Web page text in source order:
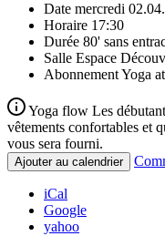
Date mercredi
Horaire 17:30
Durée 80' sans
Salle Espace
AbonnementYoga
Yoga flow Les
vêtements confortables et
vous sera fourni.
Ajouter au calendrier
iCal
Google
yahoo